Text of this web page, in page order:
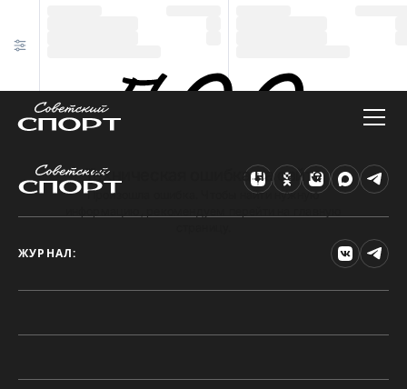
Техническая ошибка на сайте
Произошла ошибка. Чтобы найти нужную
ЖУРНАЛ: